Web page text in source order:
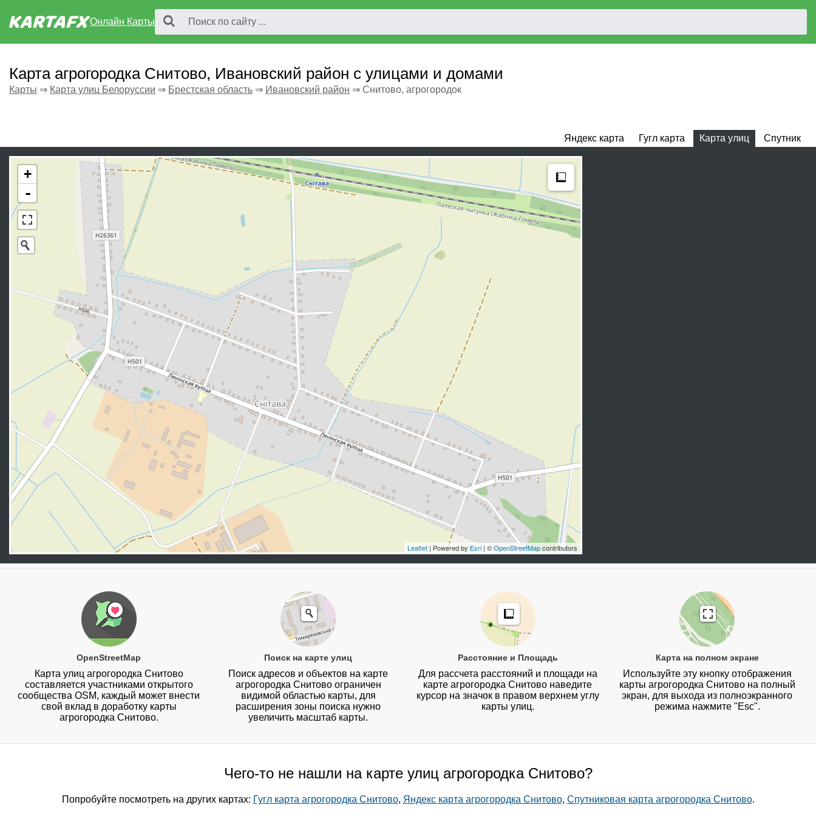
Онлайн Карты
Карта агрогородка Снитово, Ивановский район с улицами и домами
Карты ⇒ Карта улиц Белоруссии ⇒ Брестская область ⇒ Ивановский район ⇒ Снитово, агрогородок
Яндекс карта Гугл карта Карта улиц Спутник
+
-
Leaflet | Powered by Esri | ©OpenStreetMapcontributors
OpenStreetMap
Карта улиц агрогородка Снитово
составляется участниками открытого
сообщества OSM, каждый может внести
свой вклад в доработку карты
агрогородка Снитово.
Поиск на карте улиц
Поиск адресов и объектов на карте
агрогородка Снитово ограничен
видимой областью карты, для
расширения зоны поиска нужно
увеличить масштаб карты.
Расстояние и Площадь
Для рассчета расстояний и площади на
карте агрогородка Снитово наведите
курсор на значок в правом верхнем углу
карты улиц.
Карта на полном экране
Используйте эту кнопку отображения
карты агрогородка Снитово на полный
экран, для выхода из полноэкранного
режима нажмите "Esc".
Чего-то не нашли на карте улиц агрогородка Снитово?
Попробуйте посмотреть на других картах: Гугл карта агрогородка Снитово, Яндекс карта агрогородка Снитово, Спутниковая карта агрогородка Снитово.